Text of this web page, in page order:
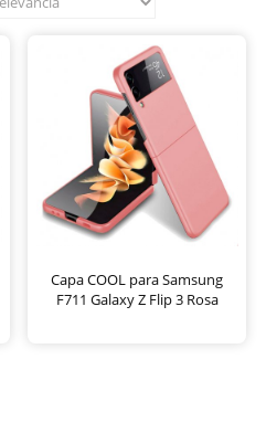
Capa COOL para Samsung
F711 Galaxy Z Flip 3 Rosa